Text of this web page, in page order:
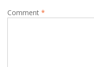
Comment *